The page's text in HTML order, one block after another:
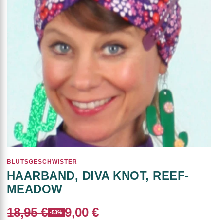
BLUTSGESCHWISTER
HAARBAND, DIVA KNOT, REEF-
MEADOW
18,95 € -53% 9,00 €